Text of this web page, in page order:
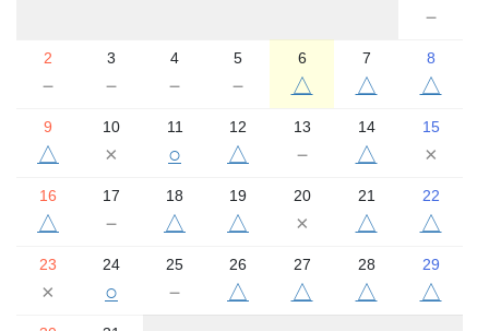
－
2
－
3
－
4
－
5
－
6
△
7
△
8
△
9
△
10
×
11
○
12
△
13
－
14
△
15
×
16
△
17
－
18
△
19
△
20
×
21
△
22
△
23
×
24
○
25
－
26
△
27
△
28
△
29
△